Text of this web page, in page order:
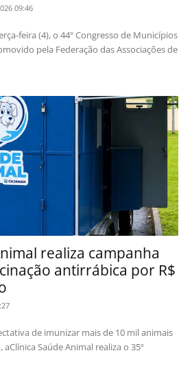
09:46
feira (4), o 44º Congresso de Municípios
pela Federação das Associações de
realiza campanha
antirrábica por R$
Saúde Animal realiza o 35º